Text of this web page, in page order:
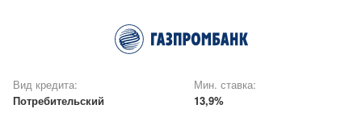
Вид кредита:
Потребительский
Мин. ставка:
13,9%